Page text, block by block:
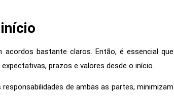
bastante claros. Então, é essencial que
prazos e valores desde o início.
de ambas as partes, minimizam